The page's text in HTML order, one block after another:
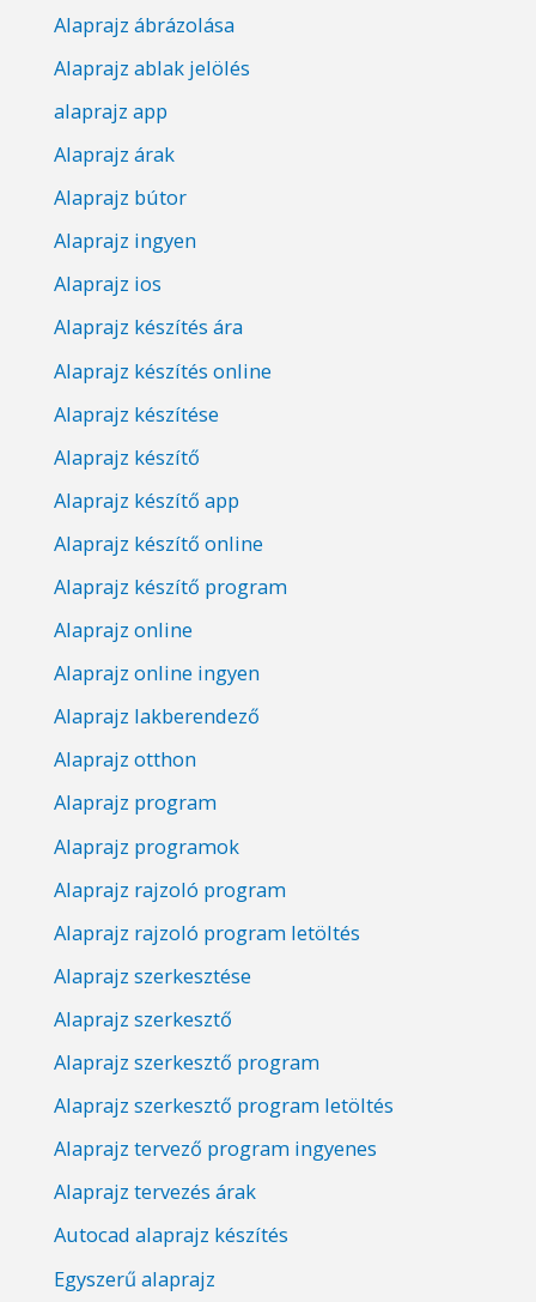
Alaprajz ábrázolása
Alaprajz ablak jelölés
alaprajz app
Alaprajz árak
Alaprajz bútor
Alaprajz ingyen
Alaprajz ios
Alaprajz készítés ára
Alaprajz készítés online
Alaprajz készítése
Alaprajz készítő
Alaprajz készítő app
Alaprajz készítő online
Alaprajz készítő program
Alaprajz online
Alaprajz online ingyen
Alaprajz lakberendező
Alaprajz otthon
Alaprajz program
Alaprajz programok
Alaprajz rajzoló program
Alaprajz rajzoló program letöltés
Alaprajz szerkesztése
Alaprajz szerkesztő
Alaprajz szerkesztő program
Alaprajz szerkesztő program letöltés
Alaprajz tervező program ingyenes
Alaprajz tervezés árak
Autocad alaprajz készítés
Egyszerű alaprajz